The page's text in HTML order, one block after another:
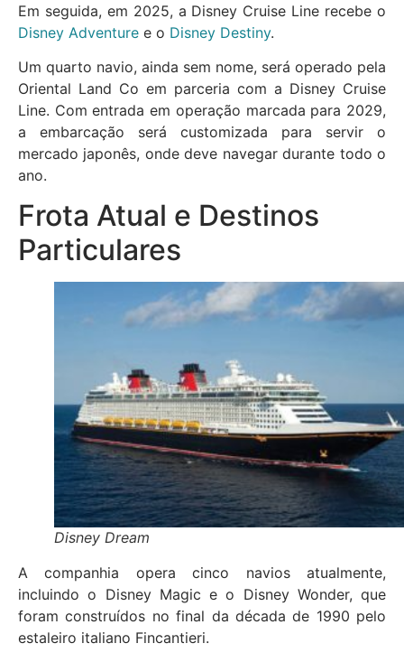
Em seguida, em 2025, a Disney Cruise Line recebe o
Disney Adventure e o Disney Destiny.
Um quarto navio, ainda sem nome, será operado pela
Oriental Land Co em parceria com a Disney Cruise
Line. Com entrada em operação marcada para 2029,
a embarcação será customizada para servir o
mercado japonês, onde deve navegar durante todo o
ano.
Frota Atual e Destinos
Particulares
Disney Dream
A companhia opera cinco navios atualmente,
incluindo o Disney Magic e o Disney Wonder, que
foram construídos no final da década de 1990 pelo
estaleiro italiano Fincantieri.